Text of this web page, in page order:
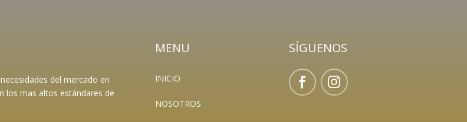
del mercado en
los mas altos estándares de
MENU
INICIO
NOSOTROS
SÍGUENOS